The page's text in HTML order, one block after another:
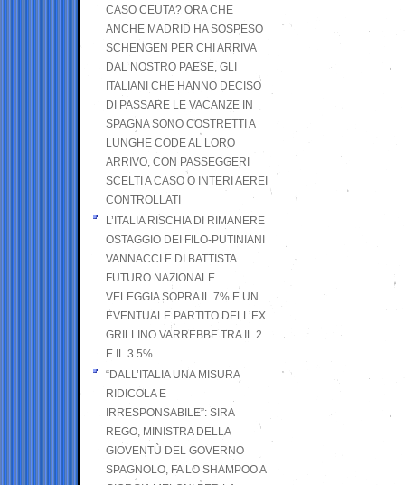
CASO CEUTA? ORA CHE
ANCHE MADRID HA SOSPESO
SCHENGEN PER CHI ARRIVA
DAL NOSTRO PAESE, GLI
ITALIANI CHE HANNO DECISO
DI PASSARE LE VACANZE IN
SPAGNA SONO COSTRETTI A
LUNGHE CODE AL LORO
ARRIVO, CON PASSEGGERI
SCELTI A CASO O INTERI AEREI
CONTROLLATI
L’ITALIA RISCHIA DI RIMANERE
OSTAGGIO DEI FILO-PUTINIANI
VANNACCI E DI BATTISTA.
FUTURO NAZIONALE
VELEGGIA SOPRA IL 7% E UN
EVENTUALE PARTITO DELL’EX
GRILLINO VARREBBE TRA IL 2
E IL 3.5%
“DALL’ITALIA UNA MISURA
RIDICOLA E
IRRESPONSABILE”: SIRA
REGO, MINISTRA DELLA
GIOVENTÙ DEL GOVERNO
SPAGNOLO, FA LO SHAMPOO A